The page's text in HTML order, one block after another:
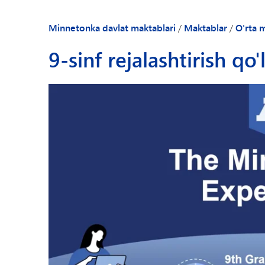
Kundalik e'lonlar
Peachjar -
Maktab
Xodimlar
Minnetonka davlat maktablari / Maktablar/O'rta
9-sinf rejalashtirish